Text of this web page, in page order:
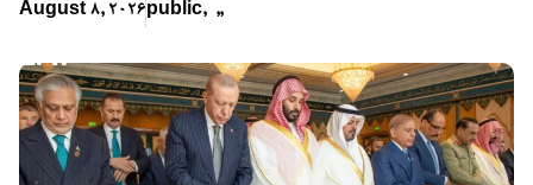
August 8, 2026 public, ,,